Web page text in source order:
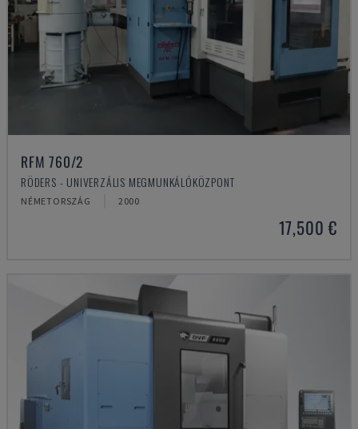
RFM 760/2
RÖDERS - UNIVERZÁLIS MEGMUNKÁLÓKÖZPONT
NÉMETORSZÁG 2000
17,500 €